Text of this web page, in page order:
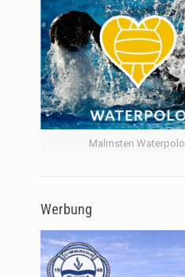
Malmsten Waterpolo
Werbung